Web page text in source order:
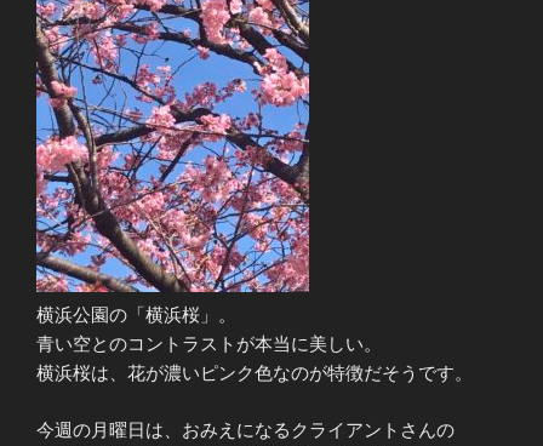
横浜公園の「横浜桜」。
青い空とのコントラストが本当に美しい。
横浜桜は、花が濃いピンク色なのが特徴だそうです。
今週の月曜日は、おみえになるクライアントさんの